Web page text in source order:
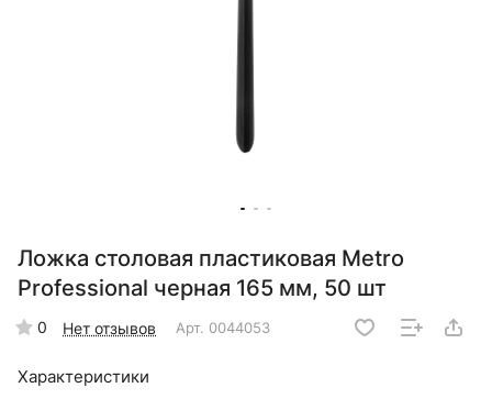
Ложка столовая пластиковая Metro
Professional черная 165 мм, 50 шт
0 Нет отзывов Арт. 0044053
Характеристики